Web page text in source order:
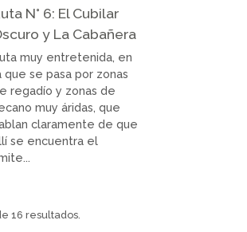
N° 6: El Cubilar
y La Cabañera
muy entretenida, en
que se pasa por zonas
regadío y zonas de
muy áridas, que
claramente de que
se encuentra el
16 resultados.